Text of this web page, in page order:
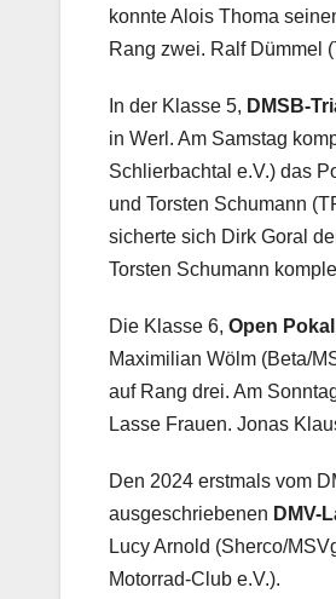
konnte Alois Thoma
Rang zwei. Ralf Dümmel
In der Klasse 5, DMSB-
in Werl. Am Samstag
Schlierbachtal e.V.) das
und Torsten Schumann
sicherte sich Dirk Goral
Torsten Schumann
Die Klasse 6, Open Pokal
Maximilian Wölm (Beta/
auf Rang drei. Am
Lasse Frauen. Jonas
Den 2024 erstmals vom
ausgeschriebenen DMV-
Lucy Arnold (Sherco/
Motorrad-Club e.V.).